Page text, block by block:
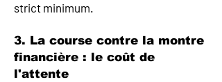
strict minimum.
3. La course contre la montre
financière : le coût de
l'attente